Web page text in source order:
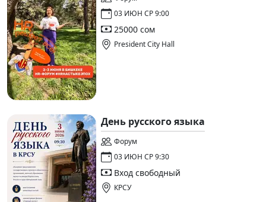
03 ИЮН СР 9:00
25000 сом
President City Hall
День русского языка
Форум
03 ИЮН СР 9:30
Вход свободный
КРСУ